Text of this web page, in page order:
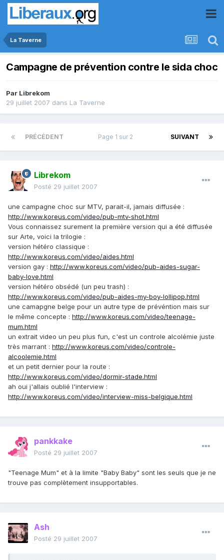
La Taverne
Campagne de prévention contre le sida choc
Par Librekom
29 juillet 2007 dans La Taverne
PRÉCÉDENT SUIVANT
Page 1 sur 2
Librekom
Posté 29 juillet 2007
une campagne choc sur MTV, parait-il, jamais diffusée :
http://www.koreus.com/video/pub-mtv-shot.html
Vous connaissez surement la première version qui a été diffusée
sur Arte, voici la trilogie :
version hétéro classique :
http://www.koreus.com/video/aides.html
version gay : http://www.koreus.com/video/pub-aides-sugar-
baby-love.html
version hétéro obsédé (un peu trash) :
http://www.koreus.com/video/pub-aides-my-boy-lollipop.html
une camapgne belge pour un autre type de prévéntion mais sur
le même concepte : http://www.koreus.com/video/teenage-
mum.html
un extrait video un peu plus fun, c'est un controle alcolémie juste
très marrant : http://www.koreus.com/video/controle-
alcoolemie.html
et un petit dernier pour la route :
http://www.koreus.com/video/dormir-stade.html
ah oui j'allais oublié l'interview :
http://www.koreus.com/video/interview-miss-belgique.html
pankkake
Posté 29 juillet 2007
"Teenage Mum" et à la limite "Baby Baby" sont les seuls que je ne
trouve pas complètement insupportables.
Ash
Posté 29 juillet 2007